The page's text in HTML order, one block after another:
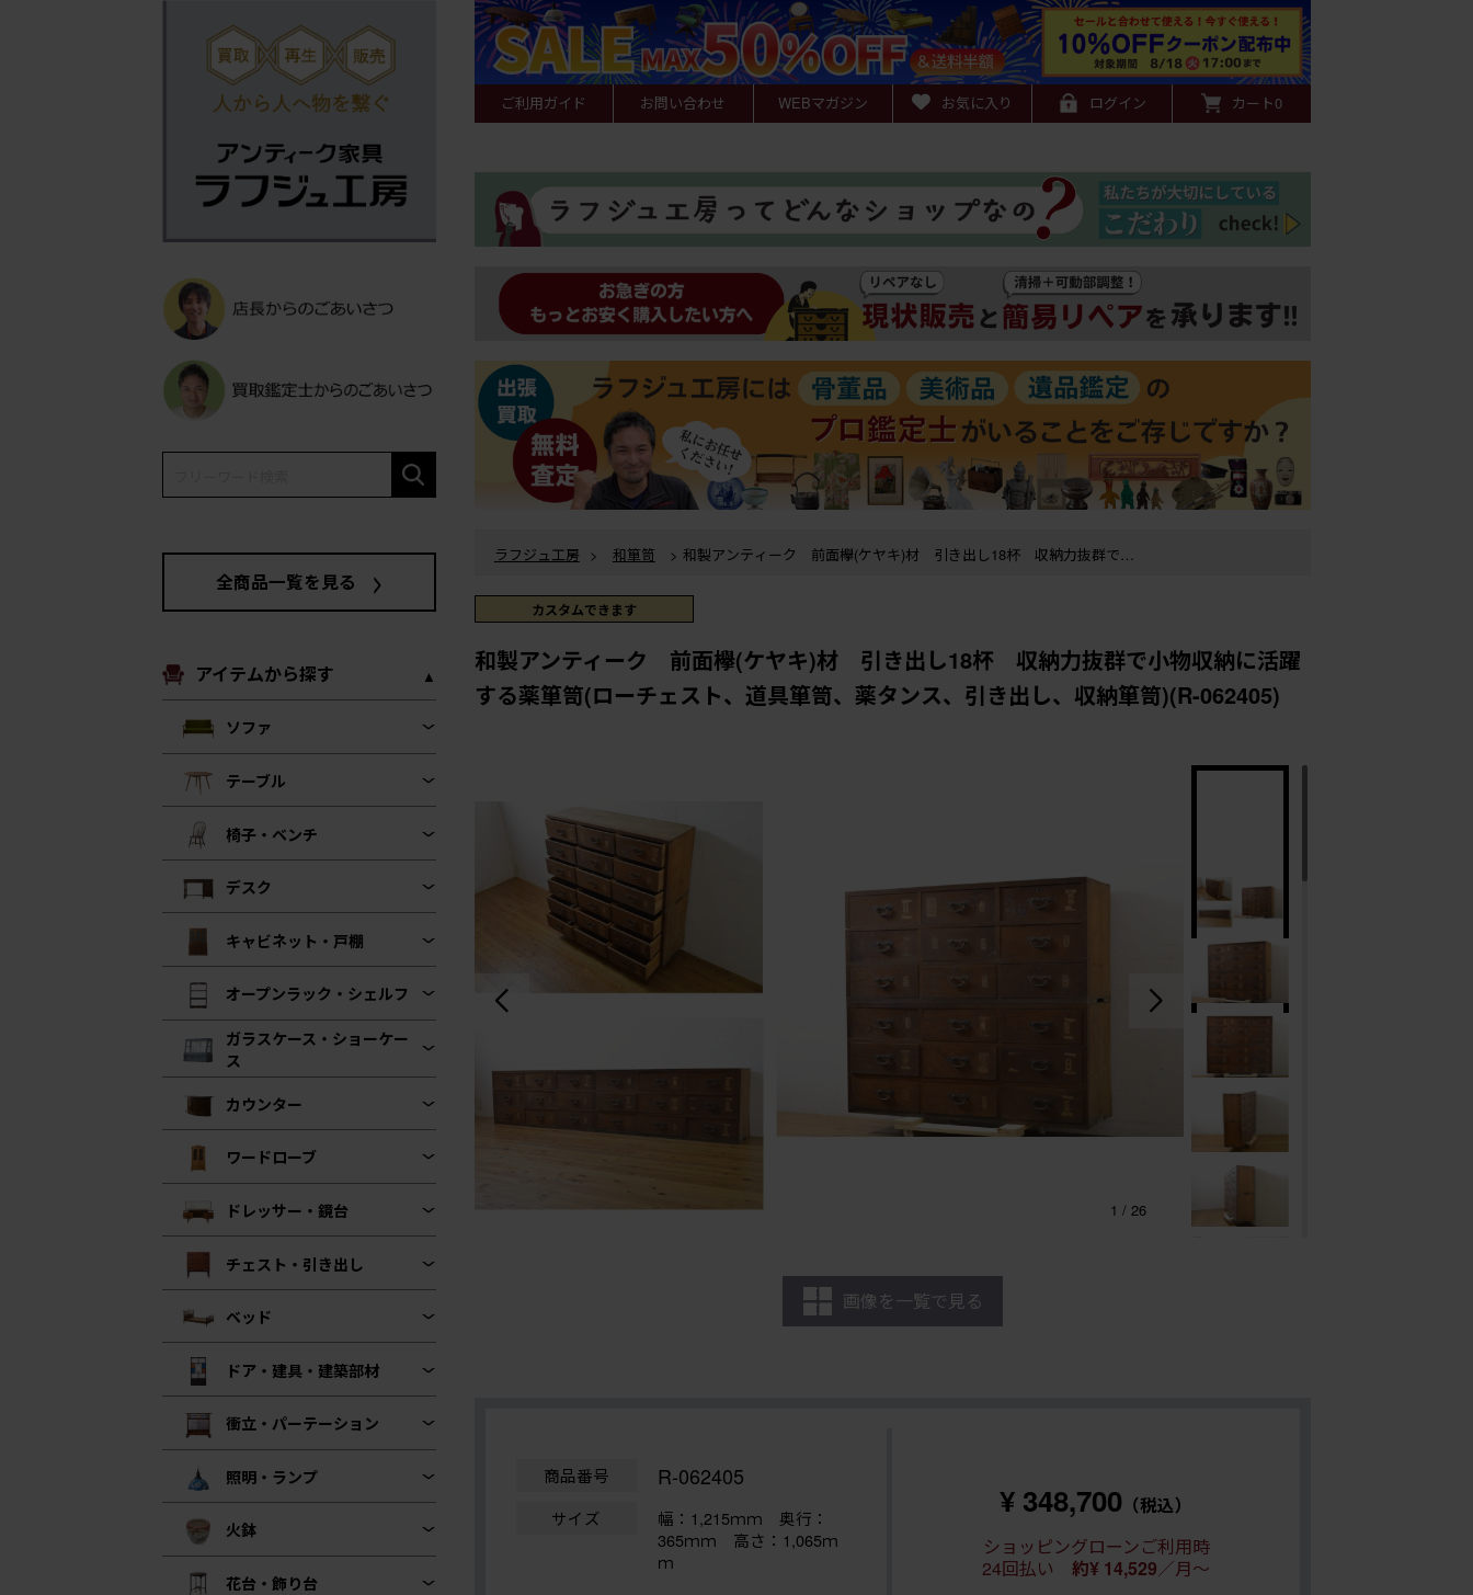
全商品一覧を見る
アイテムから探す
ソファ
テーブル
椅子・ベンチ
デスク
キャビネット・戸棚
オープンラック・シェルフ
ガラスケース・ショーケー
ス
カウンター
ワードローブ
ドレッサー・鏡台
チェスト・引き出し
ベッド
ドア・建具・建築部材
衝立・パーテーション
照明・ランプ
火鉢
花台・飾り台
ご利用ガイド お問い合わせ WEBマガジン お気に入り ログイン カート0
ラフジュ工房 > 和箪笥
納力抜群で小物収納に活躍する薬箪笥(ローチェスト、道具箪笥、薬タンス、引き出し、収納箪笥)(R-
062405)
ラフジュ工房 > チェスト・引き出し
し、収納箪笥)(R-062405)
カスタムできます
和製アンティーク 前面欅(ケヤキ)材 引き出し18杯 収納力抜群で小物収納に活躍
する薬箪笥(ローチェスト、道具箪笥、薬タンス、引き出し、収納箪笥)(R-062405)
1 /26
画像を一覧で見る
商品番号 R-062405
サイズ 幅：1,215ｍｍ 奥行：
365ｍｍ 高さ：1,065ｍ
ｍ
¥ 348,700 （税込）
ショッピングローンご利用時
24回払い約¥ 14,529／月～